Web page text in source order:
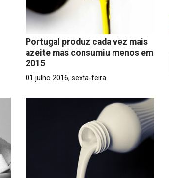
Portugal produz cada vez mais
azeite mas consumiu menos em
2015
01 julho 2016, sexta-feira